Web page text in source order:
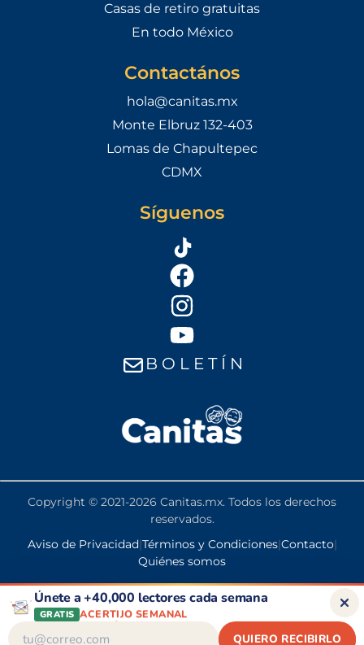
Casas de retiro gratuitas
En todo México
Contactános
hola@canitas.mx
Monte Elbruz 132-403
Lomas de Chapultepec
CDMX
Síguenos
B O L E T Í N
Copyright © 2021-2026 Canitas.mx. Todos los derechos
reservados.
Aviso de Privacidad|Términos y Condiciones|Contacto|
Quiénes somos
Únete a +40,000 lectores cada semana
GRATIS
PENSIÓN BIENESTAR
CONSEJOS DE SALUD
ACERTIJO SEMANAL
PENSIÓN BIENESTAR
QUIERO RECIBIRLO
-->